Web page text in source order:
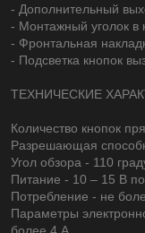
- Дополнительный
- Монтажный уголок в
- Фронтальная
- Подсветка кнопок
ТЕХНИЧЕСКИЕ
Количество кнопок
Разрешающая
Угол обзора - 110
Питание - 10 – 15 В
Потребление - не
Параметры
более 4 А